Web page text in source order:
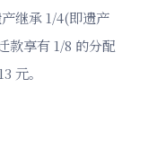
继承 1/4(即遗产
款享有 1/8 的分配
元。